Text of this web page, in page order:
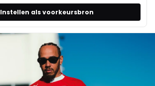
Instellen als voorkeursbron